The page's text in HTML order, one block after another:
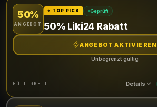
50%
ANGEBOT
⭐ TOP PICK Geprüft
50% Liki24 Rabatt
ANGEBOT AKTIVIEREN
Unbegrenzt gültig
GÜLTIGKEIT Details